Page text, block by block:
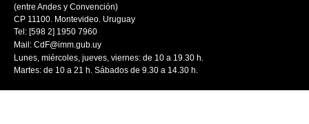
(entre Andes y Convención)
CP 11100. Montevideo. Uruguay
Tel: [598 2] 1950 7960
Mail: CdF@imm.gub.uy
Lunes, miércoles, jueves, viernes: de 10 a 19.30 h.
Martes: de 10 a 21 h. Sábados de 9.30 a 14.30 h.